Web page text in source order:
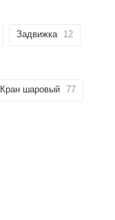
Задвижка 12
Кран шаровый 77